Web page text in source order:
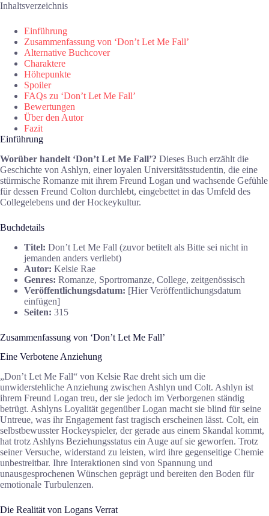
Inhaltsverzeichnis
Einführung
Zusammenfassung von ‘Don’t Let Me Fall’
Alternative Buchcover
Charaktere
Höhepunkte
Spoiler
FAQs zu ‘Don’t Let Me Fall’
Bewertungen
Über den Autor
Fazit
Einführung
Worüber handelt ‘Don’t Let Me Fall’? Dieses Buch erzählt die
Geschichte von Ashlyn, einer loyalen Universitätsstudentin, die eine
stürmische Romanze mit ihrem Freund Logan und wachsende Gefühle
für dessen Freund Colton durchlebt, eingebettet in das Umfeld des
Collegelebens und der Hockeykultur.
Buchdetails
Titel: Don’t Let Me Fall (zuvor betitelt als Bitte sei nicht in
jemanden anders verliebt)
Autor: Kelsie Rae
Genres: Romanze, Sportromanze, College, zeitgenössisch
Veröffentlichungsdatum: [Hier Veröffentlichungsdatum
einfügen]
Seiten: 315
Zusammenfassung von ‘Don’t Let Me Fall’
Eine Verbotene Anziehung
„Don’t Let Me Fall“ von Kelsie Rae dreht sich um die
unwiderstehliche Anziehung zwischen Ashlyn und Colt. Ashlyn ist
ihrem Freund Logan treu, der sie jedoch im Verborgenen ständig
betrügt. Ashlyns Loyalität gegenüber Logan macht sie blind für seine
Untreue, was ihr Engagement fast tragisch erscheinen lässt. Colt, ein
selbstbewusster Hockeyspieler, der gerade aus einem Skandal kommt,
hat trotz Ashlyns Beziehungsstatus ein Auge auf sie geworfen. Trotz
seiner Versuche, widerstand zu leisten, wird ihre gegenseitige Chemie
unbestreitbar. Ihre Interaktionen sind von Spannung und
unausgesprochenen Wünschen geprägt und bereiten den Boden für
emotionale Turbulenzen.
Die Realität von Logans Verrat